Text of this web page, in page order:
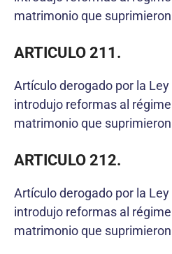
matrimonio que
ARTICULO 211.
Artículo derogado por la Ley
introdujo reformas al
matrimonio que
ARTICULO 212.
Artículo derogado por la Ley
introdujo reformas al
matrimonio que